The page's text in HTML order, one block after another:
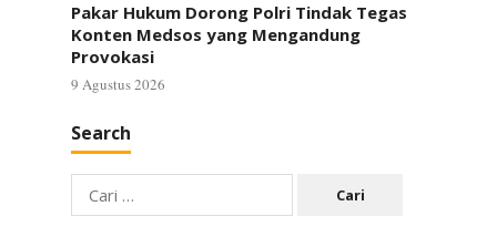
Pakar Hukum Dorong Polri Tindak Tegas
Konten Medsos yang Mengandung
Provokasi
9 Agustus 2026
Search
Cari
untuk: